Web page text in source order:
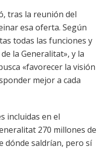
tras la reunión del
esa oferta. Según
todas las funciones y
la Generalitat», y la
«favorecer la visión
mejor a cada
incluidas en el
270 millones de
dónde saldrían, pero sí